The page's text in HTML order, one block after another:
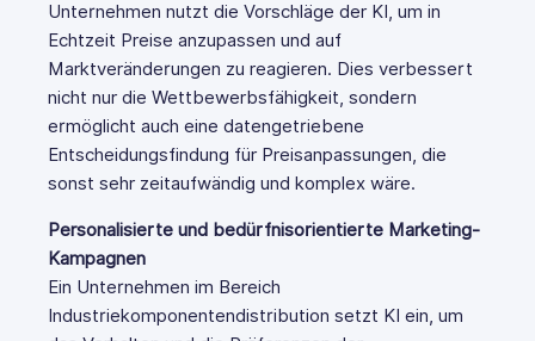
Unternehmen nutzt die Vorschläge der KI, um in
Echtzeit Preise anzupassen und auf
Marktveränderungen zu reagieren. Dies verbessert
nicht nur die Wettbewerbsfähigkeit, sondern
ermöglicht auch eine datengetriebene
Entscheidungsfindung für Preisanpassungen, die
sonst sehr zeitaufwändig und komplex wäre.
Personalisierte und bedürfnisorientierte Marketing-
Kampagnen
Ein Unternehmen im Bereich
Industriekomponentendistribution setzt KI ein, um